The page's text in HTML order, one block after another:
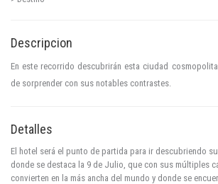
Descripcion
En este recorrido descubrirán esta ciudad
de sorprender con sus notables contrastes.
Detalles
El hotel será el punto de partida para ir descubriendo
donde se destaca la 9 de Julio, que con sus múltiples
convierten en la más ancha del mundo y donde se